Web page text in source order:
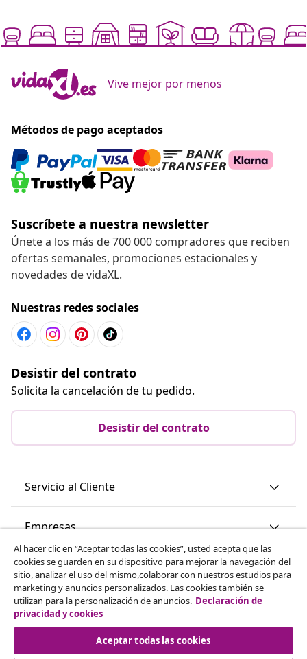
Vive mejor por menos
Métodos de pago aceptados
Suscríbete a nuestra newsletter
Únete a los más de 700 000 compradores que reciben
ofertas semanales, promociones estacionales y
novedades de vidaXL.
Nuestras redes sociales
Desistir del contrato
Solicita la cancelación de tu pedido.
Desistir del contrato
Servicio al Cliente
Empresas
vidaXL
Descubre mas
Al hacer clic en “Aceptar todas las cookies”, usted acepta que las
cookies se guarden en su dispositivo para mejorar la navegación del
sitio, analizar el uso del mismo,colaborar con nuestros estudios para
marketing y anuncios personalizados. Las cookies también se
utilizan para la personalización de anuncios. Declaración de
privacidad y cookies
Aceptar todas las cookies